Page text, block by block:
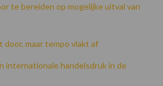
te bereiden op mogelijke uitval van
maar tempo vlakt af
internationale handelsdruk in de